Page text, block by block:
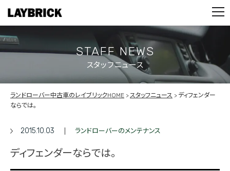
PARTS
CONTACT
PRIVACY POLICY
STAFF NEWS
スタッフニュース
ランドローバー中古車のレイブリックHOME スタッフニュース
ディフェンダー
ならでは。
2015.10.03 ランドローバーのメンテナンス
ディフェンダーならでは。